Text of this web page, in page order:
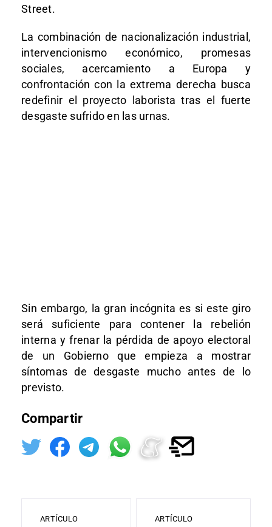
Street.
La combinación de nacionalización industrial,
intervencionismo económico, promesas
sociales, acercamiento a Europa y
confrontación con la extrema derecha busca
redefinir el proyecto laborista tras el fuerte
desgaste sufrido en las urnas.
Sin embargo, la gran incógnita es si este giro
será suficiente para contener la rebelión
interna y frenar la pérdida de apoyo electoral
de un Gobierno que empieza a mostrar
síntomas de desgaste mucho antes de lo
previsto.
Compartir
ARTÍCULO ARTÍCULO